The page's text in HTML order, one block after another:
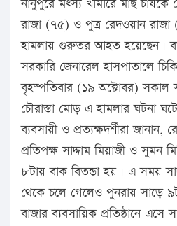
নানুপুরে মৎস্য খামারে মাছ চাষকে
রাজা (৭৫) ও পুত্র রেদওয়ান রাজা
হামলায় গুরুতর আহত হয়েছেন।
সরকারি জেনারেল হাসপাতালে
বৃহস্পতিবার (১৯ অক্টোবর) সকাল
চৌরাস্তা মোড় এ হামলার ঘটনা
ব্যবসায়ী ও প্রত্যক্ষদর্শীরা জানান,
প্রতিপক্ষ সাদ্দাম মিয়াজী ও সুমন
৮টায় বাক বিতন্ডা হয়। এ সময়
থেকে চলে গেলেও পুনরায় সাড়ে
বাজার ব্যবসায়িক প্রতিষ্ঠানে